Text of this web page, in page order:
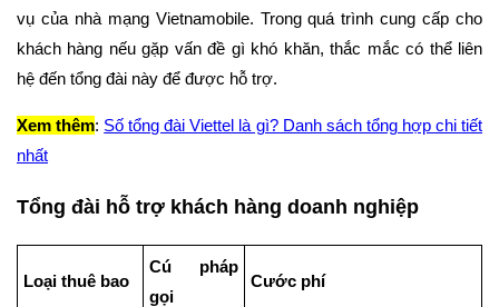
vụ của nhà mạng Vietnamobile. Trong quá trình cung cấp cho
khách hàng nếu gặp vấn đề gì khó khăn, thắc mắc có thể liên
hệ đến tổng đài này để được hỗ trợ.
Xem thêm: Số tổng đài Viettel là gì? Danh sách tổng hợp chi tiết
nhất
Tổng đài hỗ trợ khách hàng doanh nghiệp
Loại thuê bao
Cú pháp
gọi
Cước phí